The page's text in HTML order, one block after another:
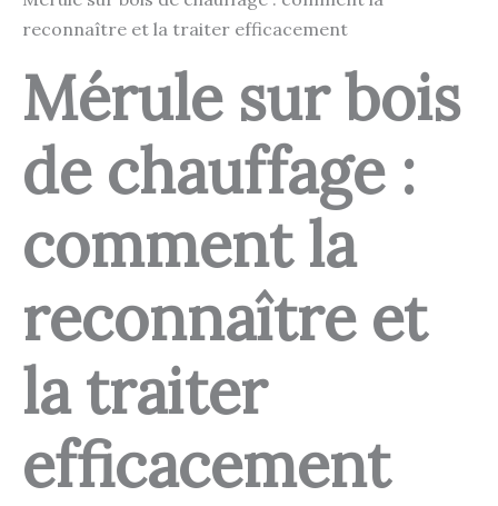
reconnaître et la traiter efficacement
Mérule sur bois
de chauffage :
comment la
reconnaître et
la traiter
efficacement